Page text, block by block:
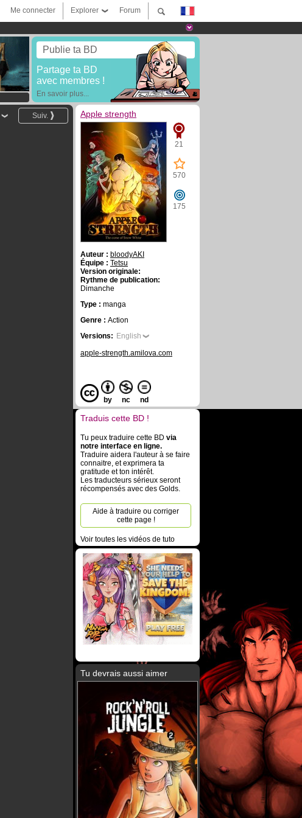
Forum
Explorer
Me connecter
Publie ta BD
Partage ta BD
avec membres !
En savoir plus...
Suiv. Apple strength
21
570
175
Auteur : bloodyAKI
Équipe : Tetsu
Version originale:
Rythme de publication:
Dimanche
Type : manga
Genre : Action
Versions: English
apple-strength.amilova.com
by nc nd
Traduis cette BD !
Tu peux traduire cette BD via
notre interface en ligne.
Traduire aidera l'auteur à se faire
connaitre, et exprimera ta
gratitude et ton intérêt.
Les traducteurs sérieux seront
récompensés avec des Golds.
Aide à traduire ou corriger
cette page !
Voir toutes les vidéos de tuto
Tu devrais aussi aimer